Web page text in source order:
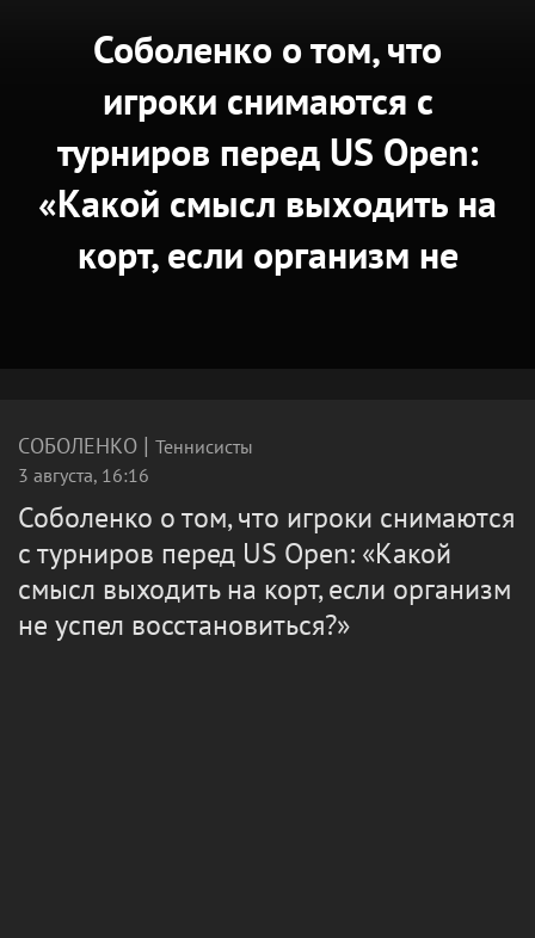
Соболенко о том, что
игроки снимаются с
турниров перед US Open:
«Какой смысл выходить на
корт, если организм не
СОБОЛЕНКО | Теннисисты
3 августа, 16:16
Соболенко о том, что игроки снимаются
с турниров перед US Open: «Какой
смысл выходить на корт, если организм
не успел восстановиться?»